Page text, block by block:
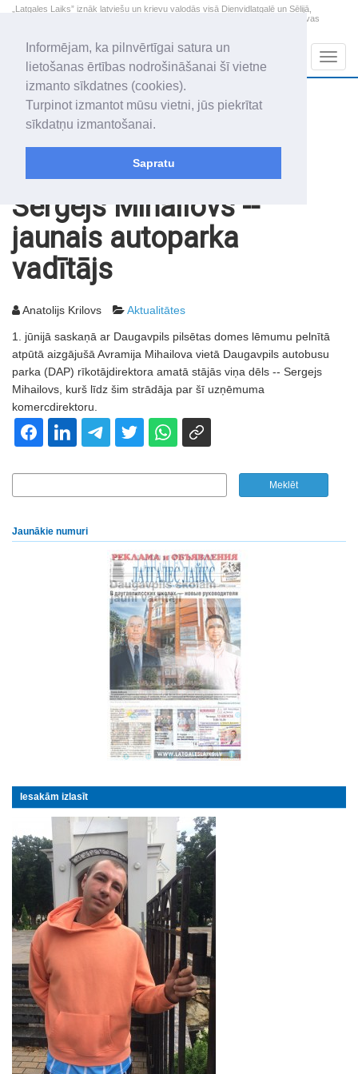
Informējam, ka pilnvērtīgai satura un
lietošanas ērtības nodrošināšanai šī vietne
izmanto sīkdatnes (cookies).
Turpinot izmantot mūsu vietni, jūs piekrītat
sīkdatņu izmantošanai.
Sapratu
„Latgales Laiks” iznāk latviešu un krievu valodās visā Dienvidlatgalē un Sēlijā,
„Latgales Laiks” latviešu valodā aptver Daugavpils valstspilsētu, Augšdaugavas
2026. gada 9. augusts
Svētdiena
Genovefa, Genoveva, Madara
+21.4
Sergejs Mihailovs --
jaunais autoparka
vadītājs
Anatolijs Krilovs Aktualitātes
1. jūnijā saskaņā ar Daugavpils pilsētas domes lēmumu pelnītā
atpūtā aizgājušā Avramija Mihailova vietā Daugavpils autobusu
parka (DAP) rīkotājdirektora amatā stājās viņa dēls -- Sergejs
Mihailovs, kurš līdz šim strādāja par šī uzņēmuma
komercdirektoru.
Jaunākie numuri
Iesakām izlasīt